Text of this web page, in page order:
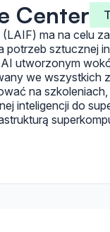
Center
ma na celu
potrzeb sztucznej
utworzonym
we wszystkich
na
inteligencji do